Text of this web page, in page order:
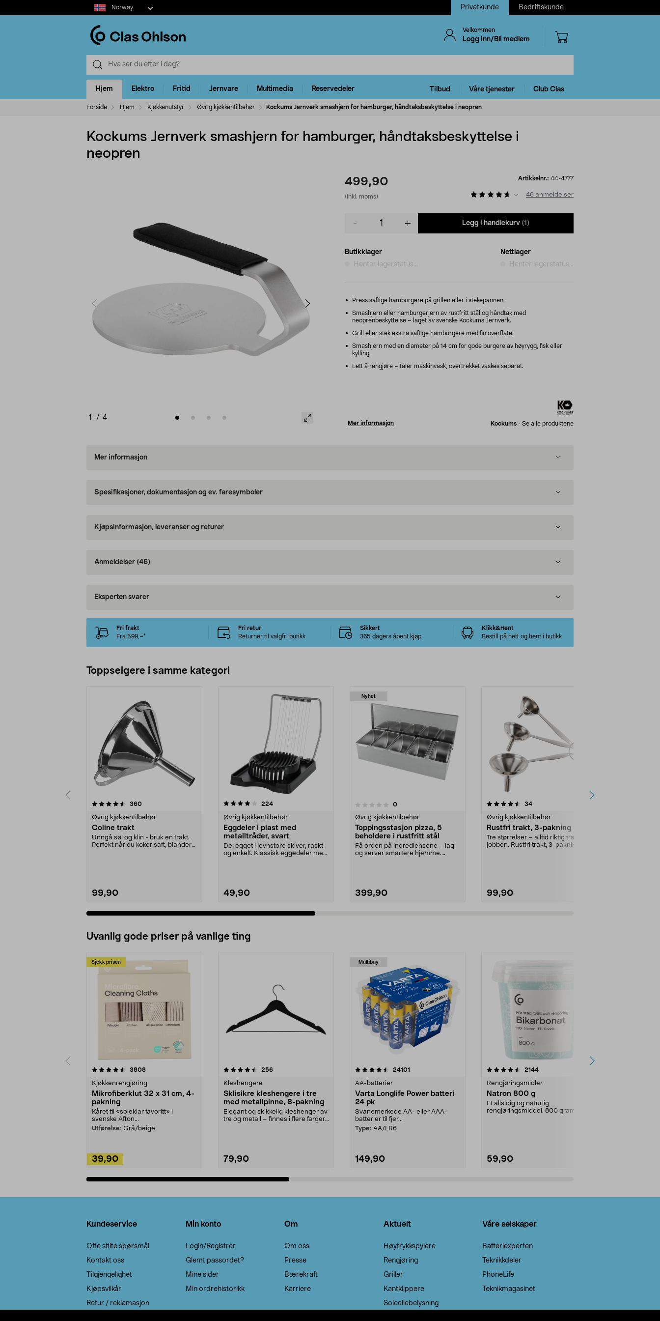
Select
market
Norway Privatkunde Bedriftskunde
Velkommen
Logg inn/Bli medlem
Hjem Elektro Fritid Jernvare Multimedia Reservedeler Tilbud Våre tjenester Club Clas
Forside Hjem Kjøkkenutstyr Øvrig kjøkkentilbehør Kockums Jernverk smashjern for hamburger, håndtaksbeskyttelse i neopren
Kockums Jernverk smashjern for hamburger, håndtaksbeskyttelse i
neopren
1 / 4
499,90
(inkl. moms)
Artikkelnr.: 44-4777
46 anmeldelser
Legg i handlekurv (1)
Butikklager
Henter lagerstatus...
Nettlager
Henter lagerstatus...
Press saftige hamburgere på grillen eller i stekepannen.
Smashjern eller hamburgerjern av rustfritt stål og håndtak med
neoprenbeskyttelse – laget av svenske Kockums Jernverk.
Grill eller stek ekstra saftige hamburgere med fin overflate.
Smashjern med en diameter på 14 cm for gode burgere av høyrygg, fisk eller
kylling.
Lett å rengjøre – tåler maskinvask, overtrekket vaskes separat.
Mer informasjon Kockums - Se alle produktene
Mer informasjon
Spesifikasjoner, dokumentasjon og ev. faresymboler
Kjøpsinformasjon, leveranser og returer
Anmeldelser (46)
Eksperten svarer
Fri frakt
Fra 599,–*
Fri retur
Returner til valgfri butikk
Sikkert
365 dagers åpent kjøp
Klikk&Hent
Bestill på nett og hent i butikk
Toppselgere i samme kategori
360anmeldelser
Øvrig kjøkkentilbehør
Coline trakt
Unngå søl og klin - bruk en trakt.
Perfekt når du koker saft, blander
99,90
4.0 av 5 stjerner 224anmeldelser
Øvrig kjøkkentilbehør
Eggdeler i plast med
metalltråder, svart
Del egget i jevnstore skiver, raskt
og enkelt. Klassisk eggedeler med
49,90
Nyhet
0.0 av 5 stjerner 0anmeldelser
Øvrig kjøkkentilbehør
Toppingsstasjon pizza, 5
beholdere i rustfritt stål
Få orden på ingrediensene – lag
og server smartere hjemme.
399,90
4.5 av 5 stjerner 34anmeldelser
Øvrig kjøkkentilbehør
Rustfri trakt, 3-pakning
Tre størrelser – alltid riktig trakt for
jobben. Rustfri trakt, 3-pakning –
99,90
4.5 av 5 stjerner
Uvanlig gode priser på vanlige ting
Sjekk prisen
3808anmeldelser
Kjøkkenrengjøring
Mikrofiberklut 32 x 31 cm, 4-
pakning
Kåret til «soleklar favoritt» i
svenske Afton...
Utførelse: Grå/beige
39,90
4.5av 5 stjerner 256anmeldelser
Kleshengere
Sklisikre kleshengere i tre
med metallpinne, 8-pakning
Elegant og skikkelig kleshenger av
tre og metall – finnes i flere farger.
79,90
Multibuy
4.5av 5 stjerner 24101
AA-batterier
Varta Longlife Power batteri
24 pk
Svanemerkede AA- eller AAA-
batterier til fjer...
Type: AA/LR6
149,90
4.5av 5 stjerner 2144anmeldelser
Rengjøringsmidler
Natron 800 g
Et allsidig og naturlig
rengjøringsmiddel. 800 gram
59,90
4.0av 5 stjerner
Kundeservice
Ofte stilte spørsmål
Kontakt oss
Tilgjengelighet
Kjøpsvilkår
Retur / reklamasjon
Min konto
Login/Registrer
Glemt passordet?
Mine sider
Min ordrehistorikk
Om
Om oss
Presse
Bærekraft
Karriere
Aktuelt
Høytrykkspylere
Rengjøring
Griller
Kantklippere
Solcellebelysning
Våre selskaper
Batteriexperten
Teknikkdeler
PhoneLife
Teknikmagasinet